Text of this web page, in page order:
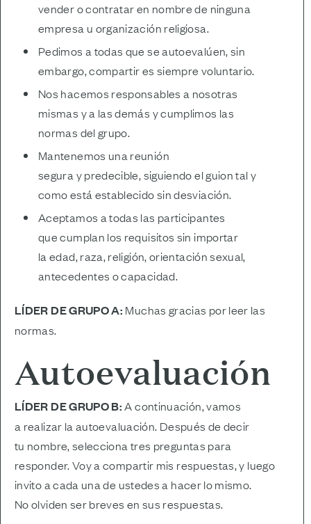
vender o contratar en nombre de ninguna
empresa u organización religiosa.
Pedimos a todas que se autoevalúen, sin
embargo, compartir es siempre voluntario.
Nos hacemos responsables a nosotras
mismas y a las demás y cumplimos las
normas del grupo.
Mantenemos una reunión
segura y predecible, siguiendo el guion tal y
como está establecido sin desviación.
Aceptamos a todas las participantes
que cumplan los requisitos sin importar
la edad, raza, religión, orientación sexual,
antecedentes o capacidad.
LÍDER DE GRUPO A: Muchas gracias por leer las
normas.
Autoevaluación
LÍDER DE GRUPO B:A continuación, vamos
a realizar la autoevaluación. Después de decir
tu nombre, selecciona tres preguntas para
responder. Voy a compartir mis respuestas, y luego
invito a cada una de ustedes a hacer lo mismo.
No olviden ser breves en sus respuestas.